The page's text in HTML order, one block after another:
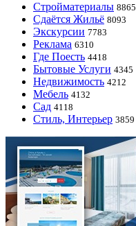
Стройматериалы 8865
Сдаётся Жильё 8093
Экскурсии 7783
Реклама 6310
Где Поесть 4418
Бытовые Услуги 4345
Недвижимость 4212
Мебель 4132
Сад 4118
Стиль, Интерьер 3859